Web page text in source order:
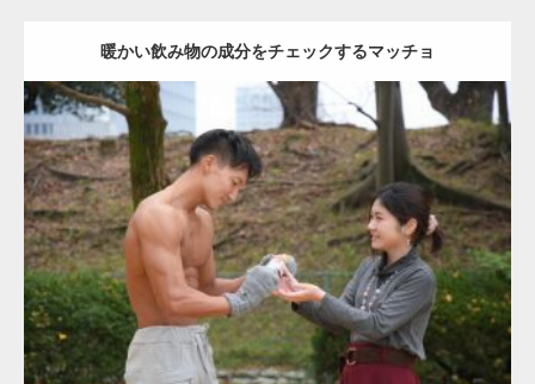
暖かい飲み物の成分をチェックするマッチョ
Update:2021.07.8
Category:公園のマッチョ その他 AKIHITO(細マッチョ) 上腕三頭筋
肩
ダウンロード